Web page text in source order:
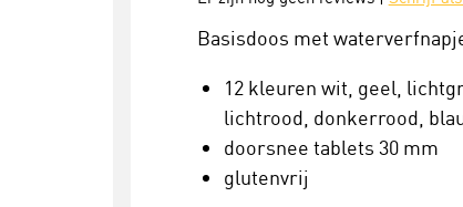
Basisdoos met
12 kleuren wit, geel,
lichtrood, donkerrood,
doorsnee tablets 30 mm
glutenvrij